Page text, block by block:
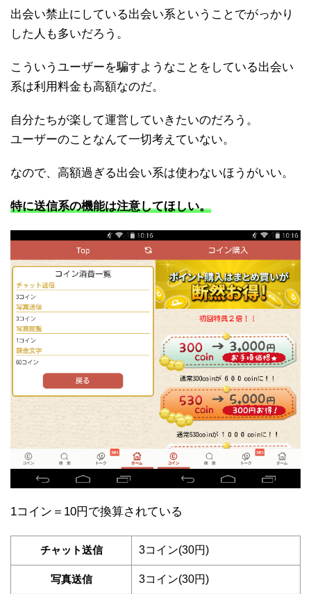
出会い禁止にしている出会い系ということでがっかり
した人も多いだろう。
こういうユーザーを騙すようなことをしている出会い
系は利用料金も高額なのだ。
自分たちが楽して運営していきたいのだろう。
ユーザーのことなんて一切考えていない。
なので、高額過ぎる出会い系は使わないほうがいい。
特に送信系の機能は注意してほしい。
1コイン＝10円で換算されている
チャット送信 3コイン(30円)
写真送信 3コイン(30円)